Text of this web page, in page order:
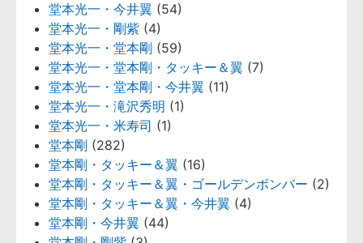
堂本光一・今井翼 (54)
堂本光一・剛紫 (4)
堂本光一・堂本剛 (59)
堂本光一・堂本剛・タッキー＆翼 (7)
堂本光一・堂本剛・今井翼 (11)
堂本光一・滝沢秀明 (1)
堂本光一・米寿司 (1)
堂本剛 (282)
堂本剛・タッキー＆翼 (16)
堂本剛・タッキー＆翼・ゴールデンボンバー (2)
堂本剛・タッキー＆翼・今井翼 (4)
堂本剛・今井翼 (44)